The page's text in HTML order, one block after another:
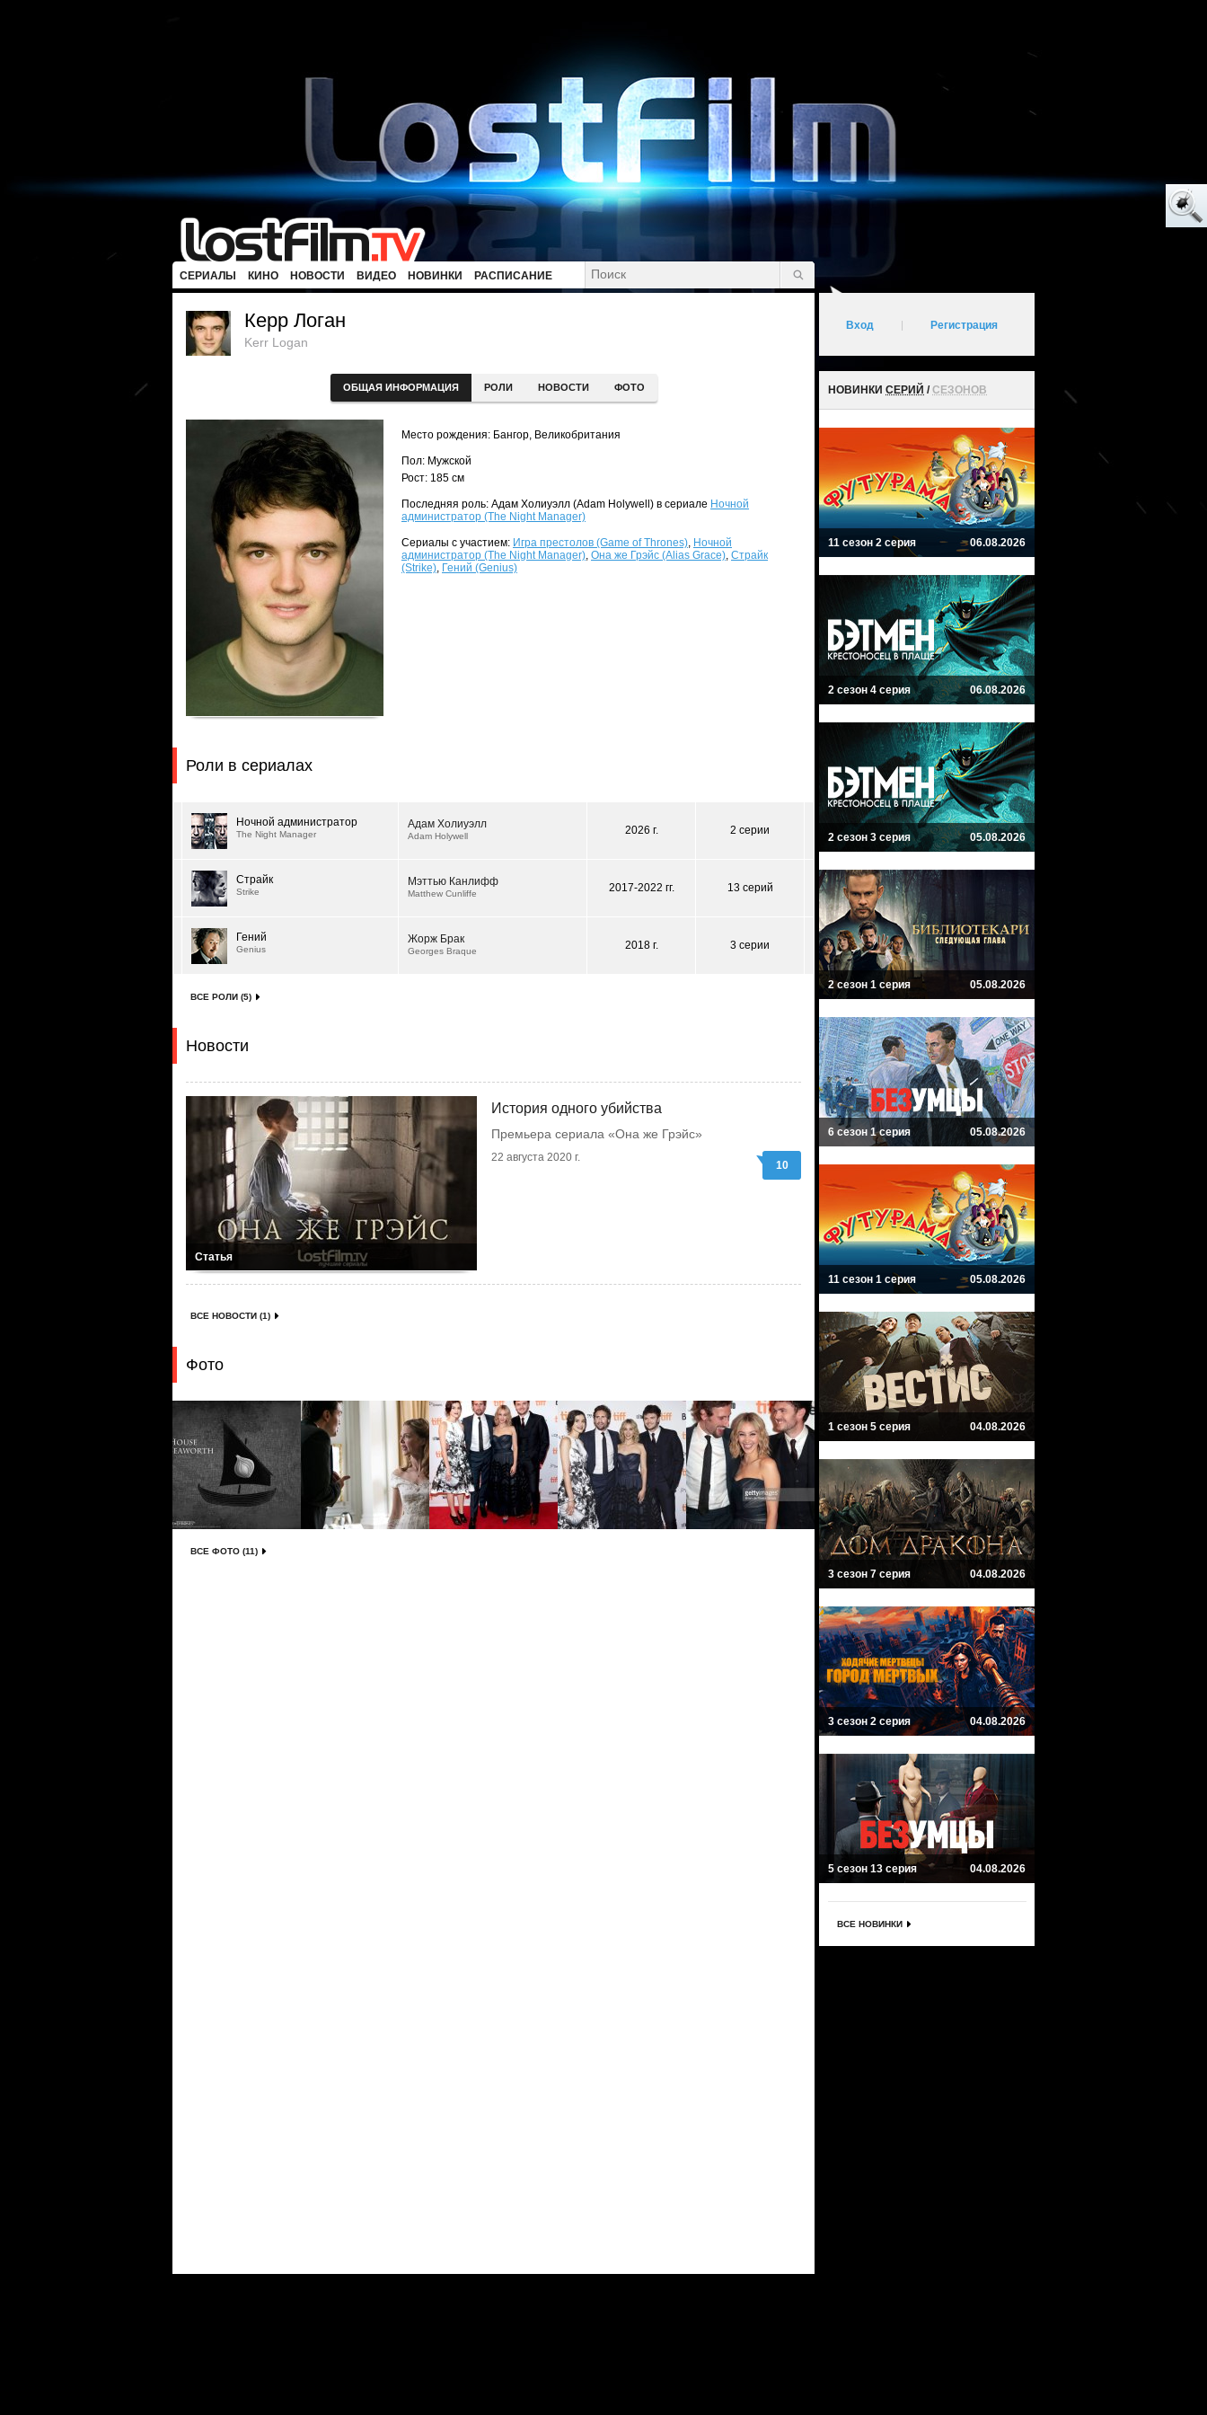
СЕРИАЛЫ КИНО НОВОСТИ ВИДЕО НОВИНКИ РАСПИСАНИЕ
Керр Логан
Kerr Logan
ОБЩАЯ ИНФОРМАЦИЯ РОЛИ НОВОСТИ ФОТО
Место рождения: Бангор, Великобритания
Пол: Мужской
Рост: 185 см
Последняя роль: Адам Холиуэлл (Adam Holywell) в сериале Ночной
администратор (The Night Manager)
Сериалы с участием: Игра престолов (Game of Thrones), Ночной
администратор (The Night Manager), Она же Грэйс (Alias Grace), Страйк
(Strike), Гений (Genius)
Роли в сериалах
Ночной администратор
The Night Manager
Адам Холиуэлл
Adam Holywell 2026 г. 2 серии
Страйк
Strike
Мэттью Канлифф
Matthew Cunliffe 2017-2022 гг. 13 серий
Гений
Genius
Жорж Брак
Georges Braque 2018 г. 3 серии
ВСЕ РОЛИ (5)
Новости
Статья
История одного убийства
Премьера сериала «Она же Грэйс»
22 августа 2020 г.
10
ВСЕ НОВОСТИ (1)
Фото
ВСЕ ФОТО (11)
Вход Регистрация
НОВИНКИ СЕРИЙ /СЕЗОНОВ
11 сезон 2 серия 06.08.2026
2 сезон 4 серия 06.08.2026
2 сезон 3 серия 05.08.2026
2 сезон 1 серия 05.08.2026
6 сезон 1 серия 05.08.2026
11 сезон 1 серия 05.08.2026
1 сезон 5 серия 04.08.2026
3 сезон 7 серия 04.08.2026
3 сезон 2 серия 04.08.2026
5 сезон 13 серия 04.08.2026
ВСЕ НОВИНКИ